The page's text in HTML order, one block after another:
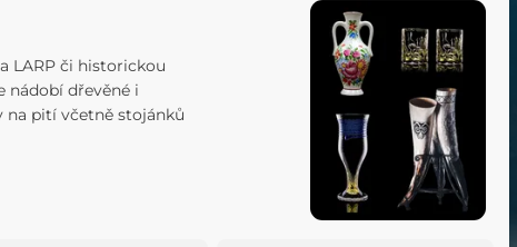
LARP či historickou
nádobí dřevěné i
na pití včetně stojánků